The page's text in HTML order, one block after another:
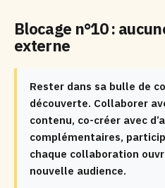
Blocage n°10 :
externe
Rester dans sa bulle de
découverte. Collaborer
contenu, co-créer avec
complémentaires,
chaque collaboration
nouvelle audience.